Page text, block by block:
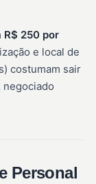
R$ 250 por
e local de
costumam sair
negociado
Personal